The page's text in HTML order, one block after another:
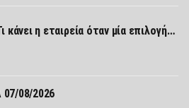
κάνει η εταιρεία όταν μία επιλογή…
08/2026